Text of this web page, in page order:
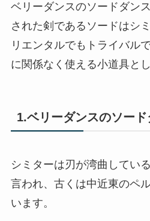
ベリーダンスのソードダン
された剣であるソードはシ
リエンタルでもトライバル
に関係なく使える小道具と
1.ベリーダンスのソー
シミターは刃が湾曲してい
言われ、古くは中近東のペ
います。